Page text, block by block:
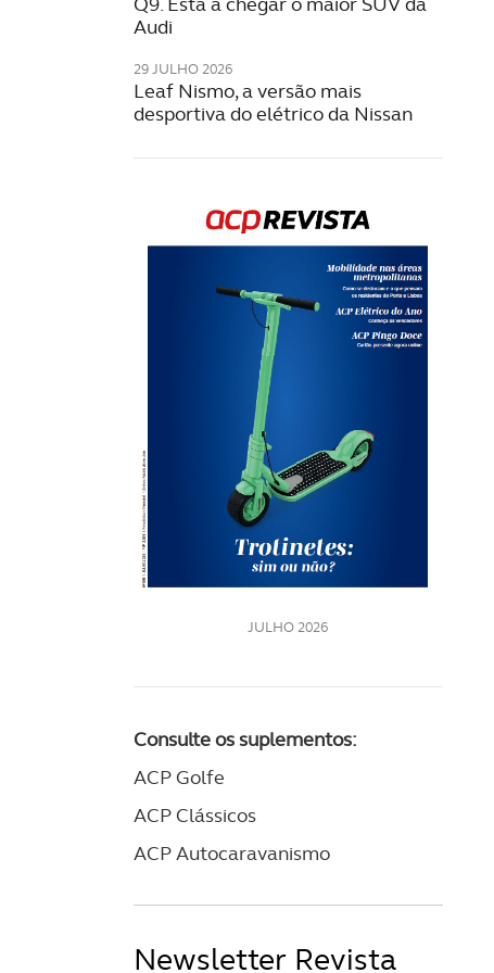
Audi
29 JULHO 2026
Leaf Nismo, a versão mais
desportiva do elétrico da Nissan
JULHO 2026
Consulte os suplementos:
ACP Golfe
ACP Clássicos
ACP Autocaravanismo
Newsletter Revista